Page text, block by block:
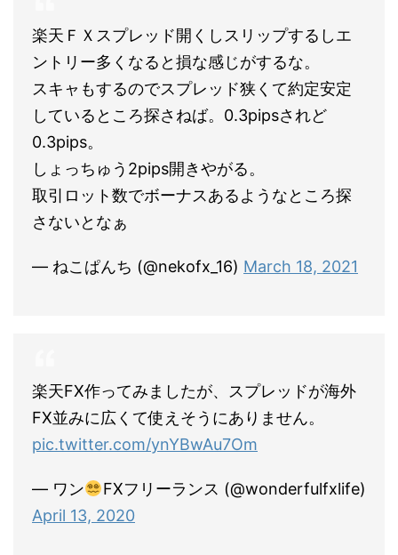
楽天ＦＸスプレッド開くしスリップするしエ
ントリー多くなると損な感じがするな。
スキャもするのでスプレッド狭くて約定安定
しているところ探さねば。0.3pipsされど
0.3pips。
しょっちゅう2pips開きやがる。
取引ロット数でボーナスあるようなところ探
さないとなぁ
— ねこぱんち (@nekofx_16) March 18, 2021
楽天FX作ってみましたが、スプレッドが海外
FX並みに広くて使えそうにありません。
pic.twitter.com/ynYBwAu7Om
— ワン
FXフリーランス (@wonderfulfxlife)
April 13, 2020